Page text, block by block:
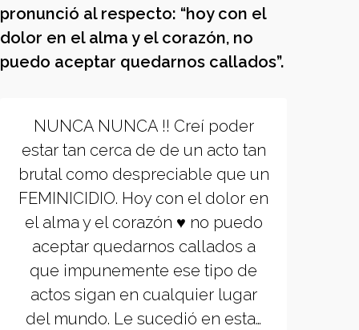
pronunció al respecto: “hoy con el
dolor en el alma y el corazón, no
puedo aceptar quedarnos callados”.
NUNCA NUNCA !! Creí poder
estar tan cerca de de un acto tan
brutal como despreciable que un
FEMINICIDIO. Hoy con el dolor en
el alma y el corazón ♥️ no puedo
aceptar quedarnos callados a
que impunemente ese tipo de
actos sigan en cualquier lugar
del mundo. Le sucedió en esta…